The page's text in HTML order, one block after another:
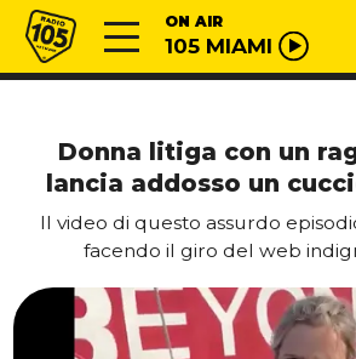
Vai al contenuto
Radio 105 ON AIR
105 MIAMI
Donna litiga con un
lancia addosso un
Il video di questo assurdo
facendo il giro del web